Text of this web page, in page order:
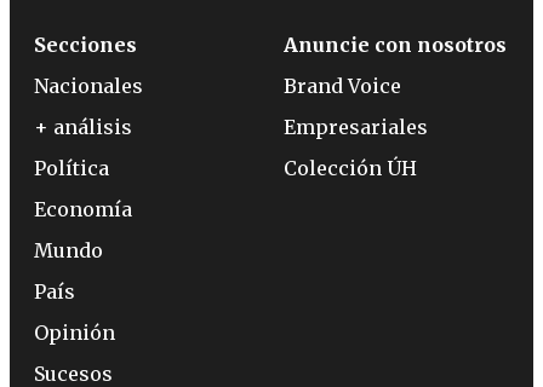
Secciones
Nacionales
+ análisis
Política
Economía
Mundo
País
Opinión
Sucesos
Anuncie con nosotros
Brand Voice
Empresariales
Colección ÚH